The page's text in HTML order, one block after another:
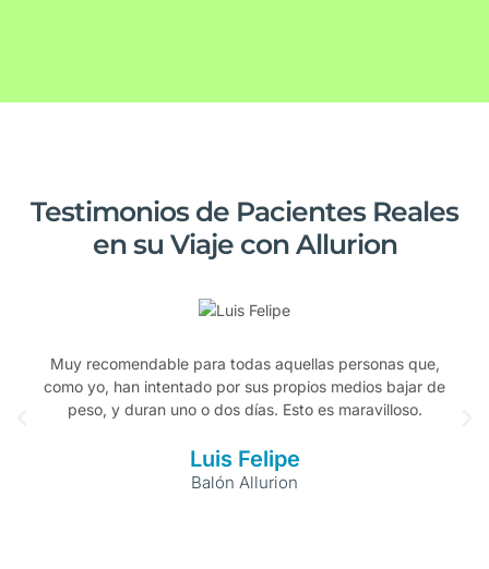
Testimonios de Pacientes Reales
en su Viaje con Allurion
Muy recomendable para todas aquellas personas que,
como yo, han intentado por sus propios medios bajar de
peso, y duran uno o dos días. Esto es maravilloso.
Luis Felipe
Balón Allurion